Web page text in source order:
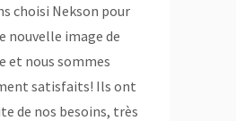
choisi Nekson pour
nouvelle image de
et nous sommes
satisfaits! Ils ont
de nos besoins, très